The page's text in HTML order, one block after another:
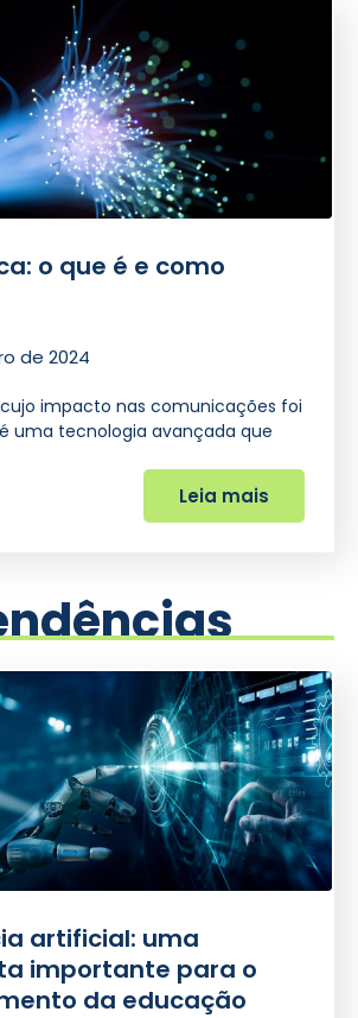
o que é e como
de 2024
impacto nas comunicações foi
uma tecnologia avançada que
Leia mais
artificial: uma
importante para o
da educação